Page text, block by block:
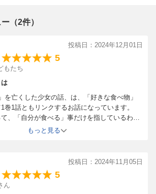
（2件）
投稿日：2024年12月01日
5
もたち
は
を亡くした少女の話、は、「好きな食べ物」
巻1話ともリンクするお話になっています。
、「自分が食べる」事だけを指しているわけ
た、自分にとっては「好きな食べ物」である事
くれるハンバーグ。
くれた人が大切に思ってくれるショートケー
もっと見る
投稿日：2024年11月05日
5
ん